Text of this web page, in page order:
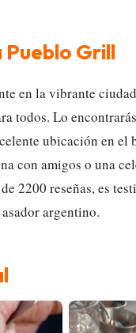
Grill
en la vibrante
todos. Lo
ubicación en
con amigos o una
2200 reseñas, es
argentino.